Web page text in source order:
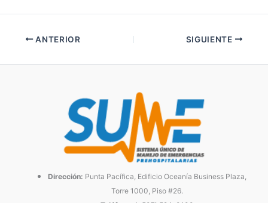
ANTERIOR SIGUIENTE
Dirección: Punta Pacífica, Edificio Oceanía Business Plaza,
Torre 1000, Piso #26.